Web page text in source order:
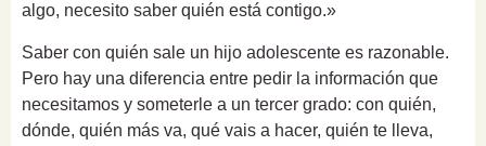
algo, necesito saber quién está contigo.»
Saber con quién sale un hijo adolescente es razonable.
Pero hay una diferencia entre pedir la información que
necesitamos y someterle a un tercer grado: con quién,
dónde, quién más va, qué vais a hacer, quién te lleva,